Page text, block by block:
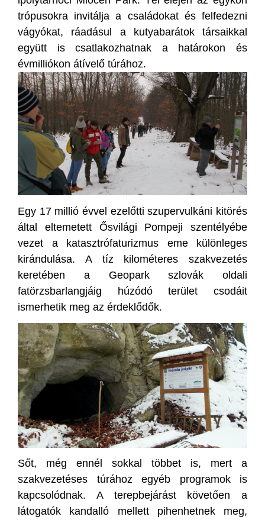
trópusokra invitálja a családokat és felfedezni
vágyókat, ráadásul a kutyabarátok társaikkal
együtt is csatlakozhatnak a határokon és
évmilliókon átívelő túrához.
Egy 17 millió évvel ezelőtti szupervulkáni kitörés
által eltemetett Ősvilági Pompeji szentélyébe
vezet a katasztrófaturizmus eme különleges
kirándulása. A tíz kilométeres szakvezetés
keretében a Geopark szlovák oldali
fatörzsbarlangjáig húzódó terület csodáit
ismerhetik meg az érdeklődők.
Sőt, még ennél sokkal többet is, mert a
szakvezetéses túrához egyéb programok is
kapcsolódnak. A terepbejárást követően a
látogatók kandalló mellett pihenhetnek meg,